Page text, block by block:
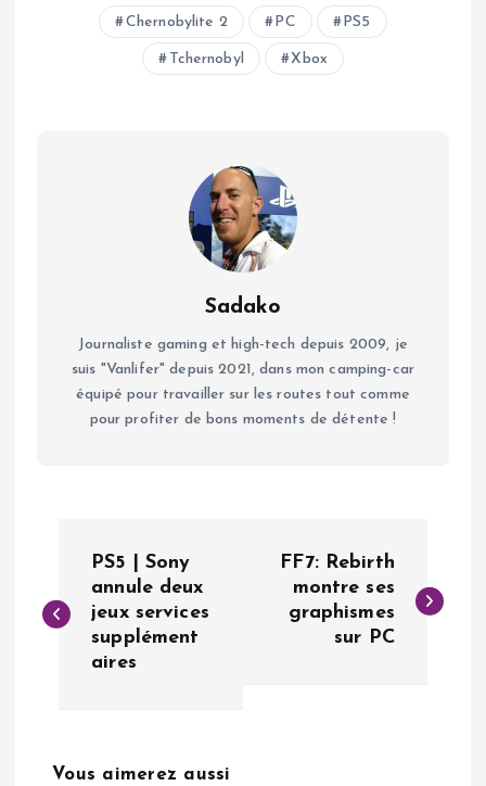
Chernobylite 2 PC PS5
Tchernobyl Xbox
Sadako
Journaliste gaming et high-tech depuis 2009, je
suis "Vanlifer" depuis 2021, dans mon camping-car
équipé pour travailler sur les routes tout comme
pour profiter de bons moments de détente !
a
g
PS5 | Sony
annule deux
jeux services
supplément
aires
FF7: Rebirth
montre ses
graphismes
sur PC
Vous aimerez aussi